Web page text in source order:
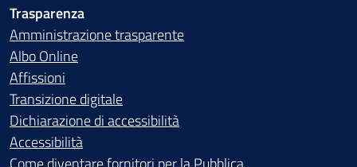
Trasparenza
Amministrazione trasparente
Albo Online
Affissioni
Transizione digitale
Dichiarazione di accessibilità
Accessibilità